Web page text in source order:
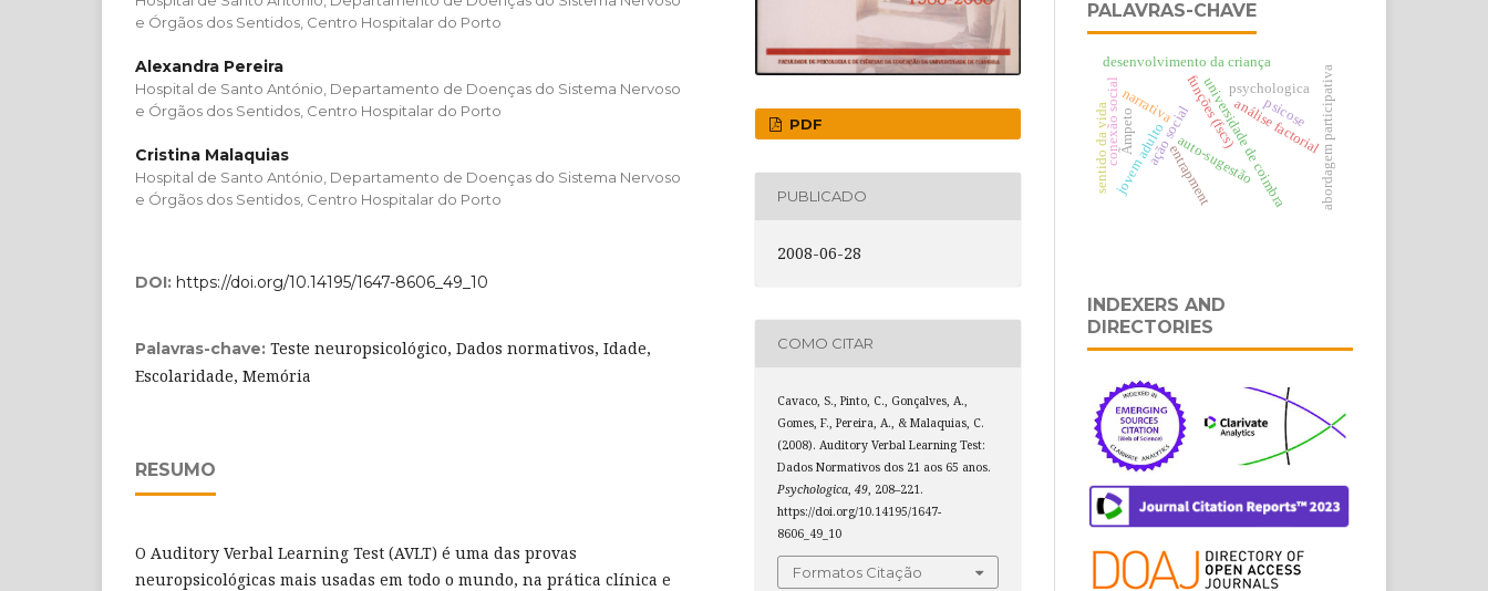
e Órgãos dos Sentidos, Centro Hospitalar do Porto
Alexandra Pereira
Hospital de Santo António, Departamento de Doenças do Sistema Nervoso
e Órgãos dos Sentidos, Centro Hospitalar do Porto
Cristina Malaquias
Hospital de Santo António, Departamento de Doenças do Sistema Nervoso
e Órgãos dos Sentidos, Centro Hospitalar do Porto
DOI: https://doi.org/10.14195/1647-8606_49_10
Palavras-chave: Teste neuropsicológico, Dados normativos, Idade,
Escolaridade, Memória
RESUMO
O Auditory Verbal Learning Test (AVLT) é uma das provas
neuropsicológicas mais usadas em todo o mundo, na prática clínica e
PDF
PUBLICADO
2008-06-28
COMO CITAR
Cavaco, S., Pinto, C., Gonçalves, A.,
Gomes, F., Pereira, A., & Malaquias, C.
(2008). Auditory Verbal Learning Test:
Dados Normativos dos 21 aos 65 anos.
Psychologica ,49 , 208–221.
https://doi.org/10.14195/1647-
8606_49_10
Formatos Citação
PALAVRAS-CHAVE
auto-sugestão
ação socialuniversidade de coimbra
psychologica
desenvolvimento da criança
análise factorial
narrativa
entrapment
jovem adulto abordagem participativa
conexão social funções (fscs) psicose
sentido da vida Ãmpeto
INDEXERS AND
DIRECTORIES